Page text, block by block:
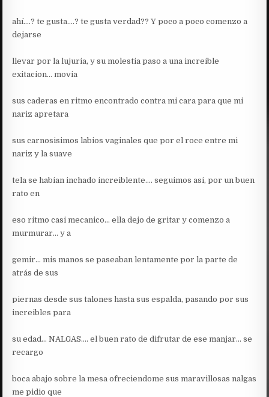
ahí….? te gusta….? te gusta verdad?? Y poco a poco comenzo a
dejarse
llevar por la lujuria, y su molestia paso a una increible
exitacion… movia
sus caderas en ritmo encontrado contra mi cara para que mi
nariz apretara
sus carnosisimos labios vaginales que por el roce entre mi
nariz y la suave
tela se habian inchado increiblente…. seguimos asi, por un buen
rato en
eso ritmo casi mecanico… ella dejo de gritar y comenzo a
murmurar… y a
gemir… mis manos se paseaban lentamente por la parte de
atrás de sus
piernas desde sus talones hasta sus espalda, pasando por sus
increibles para
su edad… NALGAS…. el buen rato de difrutar de ese manjar… se
recargo
boca abajo sobre la mesa ofreciendome sus maravillosas nalgas
me pidio que